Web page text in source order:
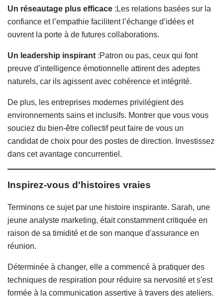
Un réseautage plus efficace :Les relations basées sur la
confiance et l’empathie facilitent l’échange d’idées et
ouvrent la porte à de futures collaborations.
Un leadership inspirant :Patron ou pas, ceux qui font
preuve d’intelligence émotionnelle attirent des adeptes
naturels, car ils agissent avec cohérence et intégrité.
De plus, les entreprises modernes privilégient des
environnements sains et inclusifs. Montrer que vous vous
souciez du bien-être collectif peut faire de vous un
candidat de choix pour des postes de direction. Investissez
dans cet avantage concurrentiel.
Inspirez-vous d'histoires vraies
Terminons ce sujet par une histoire inspirante. Sarah, une
jeune analyste marketing, était constamment critiquée en
raison de sa timidité et de son manque d'assurance en
réunion.
Déterminée à changer, elle a commencé à pratiquer des
techniques de respiration pour réduire sa nervosité et s'est
formée à la communication assertive à travers des ateliers.